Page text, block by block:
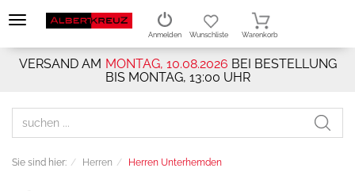
VERSAND AM MONTAG, 10.08.2026 BEI BESTELLUNG
BIS MONTAG, 13:00 UHR
Anmelden Wunschliste Warenkorb
Sie sind hier: Herren Herren Unterhemden